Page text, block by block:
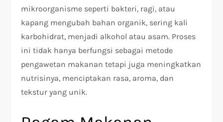
mikroorganisme seperti bakteri, ragi, atau
kapang mengubah bahan organik, sering kali
karbohidrat, menjadi alkohol atau asam. Proses
ini tidak hanya berfungsi sebagai metode
pengawetan makanan tetapi juga meningkatkan
nutrisinya, menciptakan rasa, aroma, dan
tekstur yang unik.